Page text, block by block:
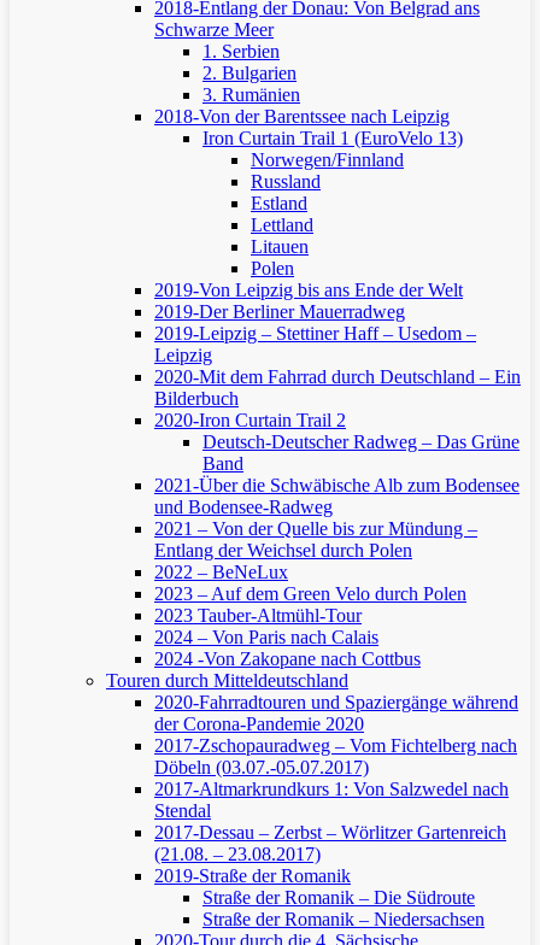
2018-Entlang der Donau: Von Belgrad ans
Schwarze Meer
1. Serbien
2. Bulgarien
3. Rumänien
2018-Von der Barentssee nach Leipzig
Iron Curtain Trail 1 (EuroVelo 13)
Norwegen/Finnland
Russland
Estland
Lettland
Litauen
Polen
2019-Von Leipzig bis ans Ende der Welt
2019-Der Berliner Mauerradweg
2019-Leipzig – Stettiner Haff – Usedom –
Leipzig
2020-Mit dem Fahrrad durch Deutschland – Ein
Bilderbuch
2020-Iron Curtain Trail 2
Deutsch-Deutscher Radweg – Das Grüne
Band
2021-Über die Schwäbische Alb zum Bodensee
und Bodensee-Radweg
2021 – Von der Quelle bis zur Mündung –
Entlang der Weichsel durch Polen
2022 – BeNeLux
2023 – Auf dem Green Velo durch Polen
2023 Tauber-Altmühl-Tour
2024 – Von Paris nach Calais
2024 -Von Zakopane nach Cottbus
Touren durch Mitteldeutschland
2020-Fahrradtouren und Spaziergänge während
der Corona-Pandemie 2020
2017-Zschopauradweg – Vom Fichtelberg nach
Döbeln (03.07.-05.07.2017)
2017-Altmarkrundkurs 1: Von Salzwedel nach
Stendal
2017-Dessau – Zerbst – Wörlitzer Gartenreich
(21.08. – 23.08.2017)
2019-Straße der Romanik
Straße der Romanik – Die Südroute
Straße der Romanik – Niedersachsen
2020-Tour durch die 4. Sächsische